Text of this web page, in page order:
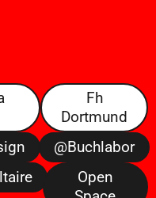
Fh
Dortmund
@buchlabor
Open